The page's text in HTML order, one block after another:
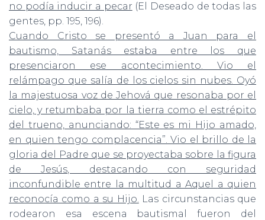
no podía inducir a pecar (El Deseado de todas las
gentes, pp. 195, 196).
Cuando Cristo se presentó a Juan para el
bautismo, Satanás estaba entre los que
presenciaron ese acontecimiento. Vio el
relámpago que salía de los cielos sin nubes. Oyó
la majestuosa voz de Jehová que resonaba por el
cielo, y retumbaba por la tierra como el estrépito
del trueno, anunciando: “Este es mi Hijo amado,
en quien tengo complacencia”. Vio el brillo de la
gloria del Padre que se proyectaba sobre la figura
de Jesús, destacando con seguridad
inconfundible entre la multitud a Aquel a quien
reconocía como a su Hijo. Las circunstancias que
rodearon esa escena bautismal fueron del